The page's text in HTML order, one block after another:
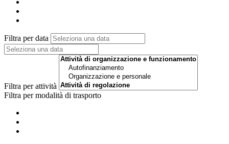
Filtra per data
Filtra per attività
Filtra per modalità di trasporto